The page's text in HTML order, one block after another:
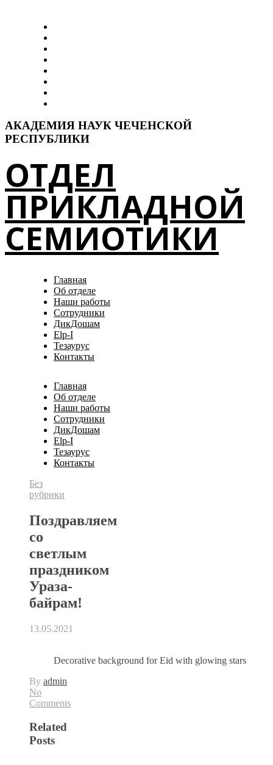
АКАДЕМИЯ НАУК ЧЕЧЕНСКОЙ
РЕСПУБЛИКИ
ОТДЕЛ
ПРИКЛАДНОЙ
СЕМИОТИКИ
Главная
Об отделе
Наши работы
Сотрудники
ДикДошам
Elp-I
Тезаурус
Контакты
Главная
Об отделе
Наши работы
Сотрудники
ДикДошам
Elp-I
Тезаурус
Контакты
Без
рубрики
Поздравляем
со
светлым
праздником
Ураза-
байрам!
13.05.2021
Decorative background for Eid with glowing stars
By admin
No
Comments
Related
Posts